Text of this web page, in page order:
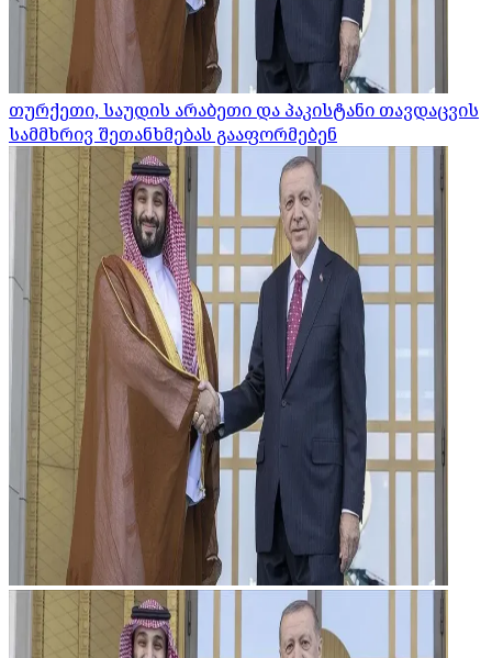
თურქეთი, საუდის არაბეთი და პაკისტანი თავდაცვის
სამმხრივ შეთანხმებას გააფორმებენ